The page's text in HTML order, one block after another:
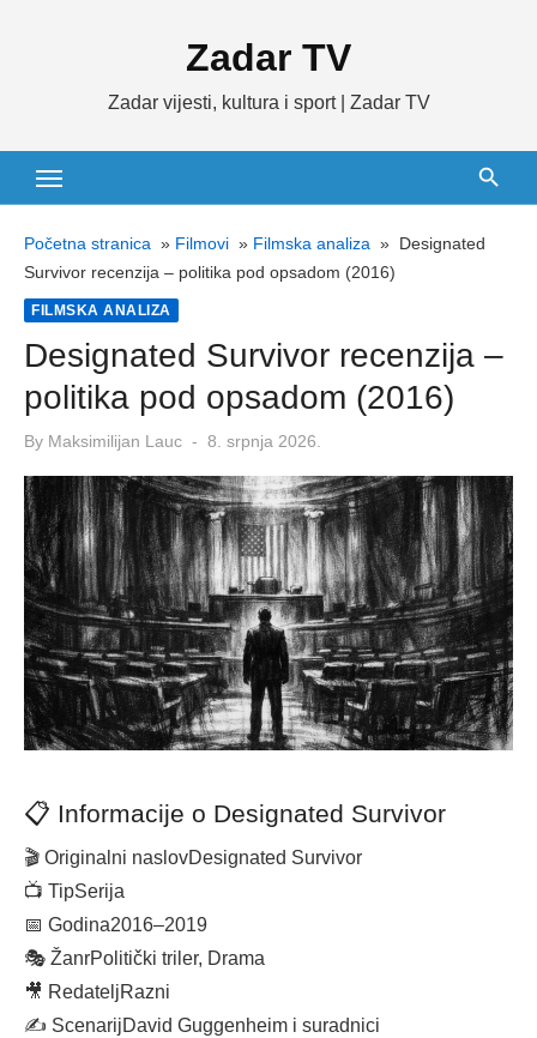
Zadar TV
Zadar vijesti, kultura i sport | Zadar TV
Početna stranica » Filmovi » Filmska analiza » Designated
Survivor recenzija – politika pod opsadom (2016)
FILMSKA ANALIZA
Designated Survivor recenzija –
politika pod opsadom (2016)
By Maksimilijan Lauc
Posted
8. srpnja 2026.
📋 Informacije o Designated Survivor
🎬 Originalni naslovDesignated Survivor
📺 TipSerija
📅 Godina2016–2019
🎭 ŽanrPolitički triler, Drama
🎥 RedateljRazni
✍️ ScenarijDavid Guggenheim i suradnici